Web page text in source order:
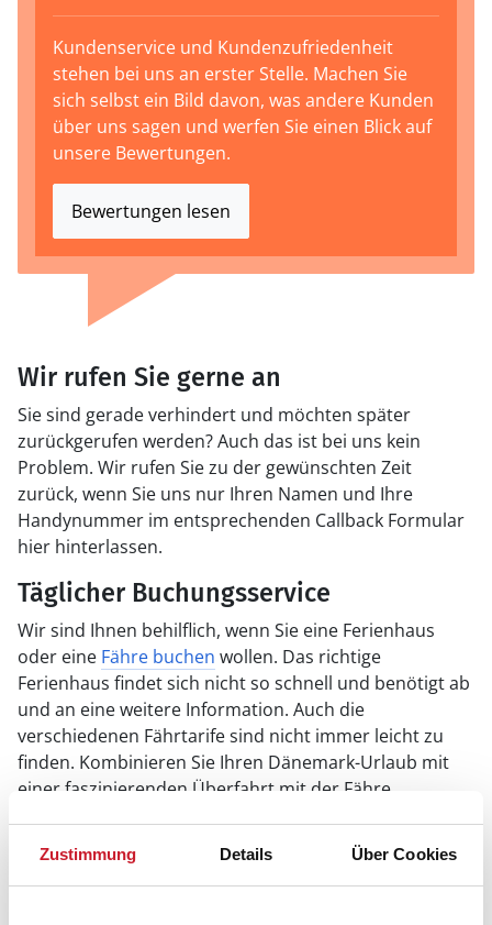
Zustimmung Details Über Cookies
Kundenservice und Kundenzufriedenheit
stehen bei uns an erster Stelle. Machen Sie
sich selbst ein Bild davon, was andere Kunden
über uns sagen und werfen Sie einen Blick auf
unsere Bewertungen.
Bewertungen lesen
Wir rufen Sie gerne an
Sie sind gerade verhindert und möchten später
zurückgerufen werden? Auch das ist bei uns kein
Problem. Wir rufen Sie zu der gewünschten Zeit
zurück, wenn Sie uns nur Ihren Namen und Ihre
Handynummer im entsprechenden Callback Formular
hier hinterlassen.
Täglicher Buchungsservice
Wir sind Ihnen behilflich, wenn Sie eine Ferienhaus
oder eine Fähre buchen wollen. Das richtige
Ferienhaus findet sich nicht so schnell und benötigt ab
und an eine weitere Information. Auch die
verschiedenen Fährtarife sind nicht immer leicht zu
finden. Kombinieren Sie Ihren Dänemark-Urlaub mit
einer faszinierenden Überfahrt mit der Fähre.
Vorreservierungen